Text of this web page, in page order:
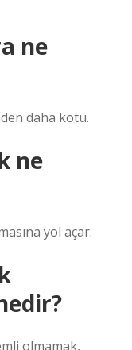
ne
daha kötü.
ne
yol açar.
olmamak,